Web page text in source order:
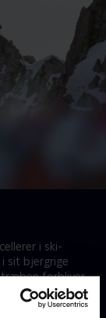
i ski-
sit bjergrige
forbliver
og
landskaber.